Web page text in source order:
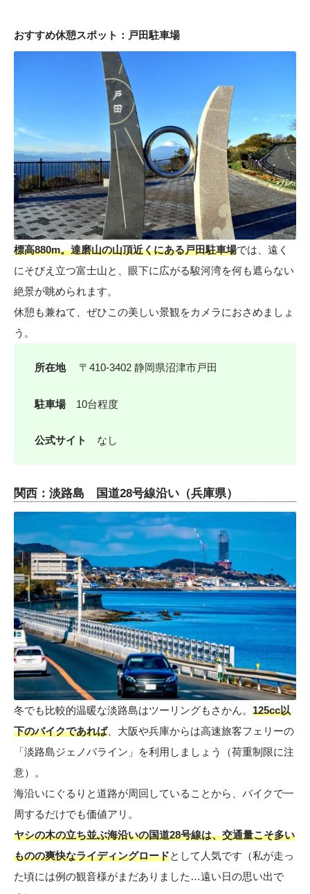
おすすめ休憩スポット：戸田駐車場
標高880m。達磨山の山頂近くにある戸田駐車場では、遠く
にそびえ立つ富士山と、眼下に広がる駿河湾を何も遮らない
絶景が眺められます。
休憩も兼ねて、ぜひこの美しい景観をカメラにおさめましょ
う。
所在地〒410-3402 静岡県沼津市戸田
駐車場10台程度
公式サイト なし
関西：淡路島 国道28号線沿い（兵庫県）
冬でも比較的温暖な淡路島はツーリングもさかん。 125cc以
下のバイクであれば、大阪や兵庫からは高速旅客フェリーの
「淡路島ジェノバライン 」を利用しましょう（荷重制限に注
意）。
海沿いにぐるりと道路が周回していることから、バイクで一
周するだけでも価値アリ。
ヤシの木の立ち並ぶ海沿いの国道28号線は、交通量こそ多い
ものの爽快なライディングロードとして人気です（私が走っ
た頃には例の観音様がまだありました…遠い日の思い出で